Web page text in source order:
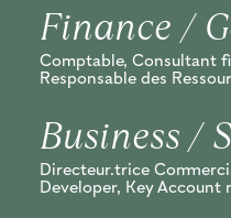
Finance /
Comptable, Consultant
Responsable des
Business /
Directeur.trice
Developer, Key Account